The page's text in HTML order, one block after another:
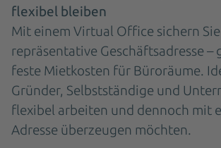
flexibel bleiben
Mit einem Virtual Office sichern
repräsentative Geschäftsadresse –
feste Mietkosten für Büroräume.
Gründer, Selbstständige und
flexibel arbeiten und dennoch mit
Adresse überzeugen möchten.